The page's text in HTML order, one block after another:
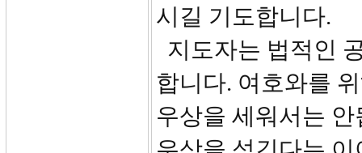
시길 기도합니다.
지도자는 법적인
합니다. 여호와를
우상을 세워서는